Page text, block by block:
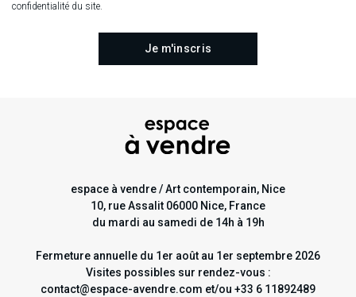
confidentialité du site.
espace à vendre / Art contemporain, Nice
10, rue Assalit 06000 Nice, France
du mardi au samedi de 14h à 19h
Fermeture annuelle du 1er août au 1er septembre 2026
Visites possibles sur rendez-vous :
contact@espace-avendre.com et/ou +33 6 11892489